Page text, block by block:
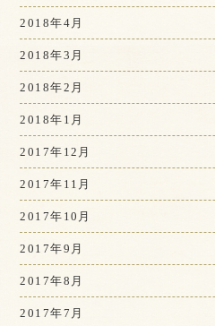
2018年4月
2018年3月
2018年2月
2018年1月
2017年12月
2017年11月
2017年10月
2017年9月
2017年8月
2017年7月